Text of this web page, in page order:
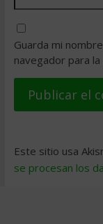
Guarda mi
navegador para
Este sitio usa
se procesan los